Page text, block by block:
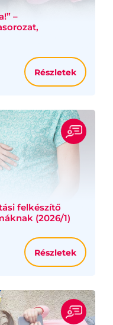
–
Részletek
felkészítő
(2026/1)
Részletek